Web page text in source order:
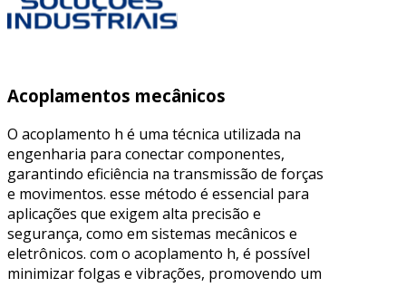
Acoplamentos mecânicos
O acoplamento h é uma técnica utilizada na
engenharia para conectar componentes,
garantindo eficiência na transmissão de forças
e movimentos. esse método é essencial para
aplicações que exigem alta precisão e
segurança, como em sistemas mecânicos e
eletrônicos. com o acoplamento h, é possível
minimizar folgas e vibrações, promovendo um